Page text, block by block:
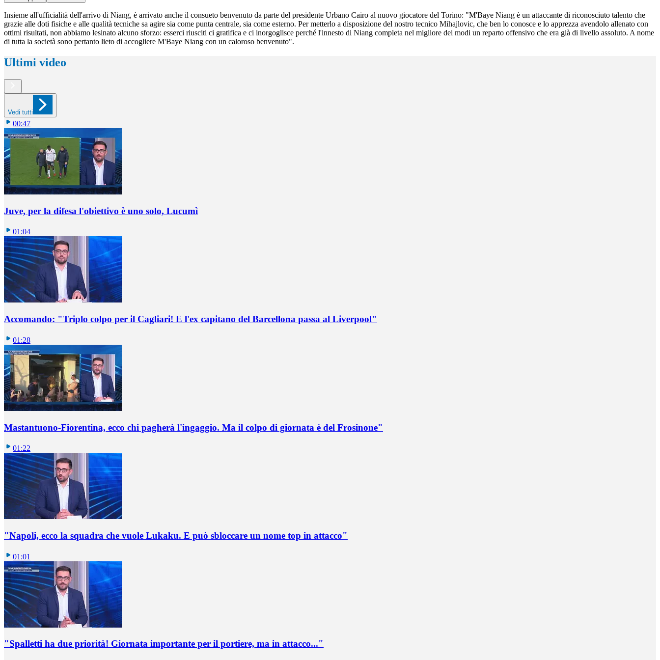
Insieme all'ufficialità dell'arrivo di Niang, è arrivato anche il consueto benvenuto da parte del presidente Urbano Cairo al nuovo giocatore del Torino: "M'Baye Niang è un attaccante di riconosciuto talento che
grazie alle doti fisiche e alle qualità tecniche sa agire sia come punta centrale, sia come esterno. Per metterlo a disposizione del nostro tecnico Mihajlovic, che ben lo conosce e lo apprezza avendolo allenato con
ottimi risultati, non abbiamo lesinato alcuno sforzo: esserci riusciti ci gratifica e ci inorgoglisce perché l'innesto di Niang completa nel migliore dei modi un reparto offensivo che era già di livello assoluto. A nome
di tutta la società sono pertanto lieto di accogliere M'Baye Niang con un caloroso benvenuto".
Ultimi video
Vedi tutti
00:47
Juve, per la difesa l'obiettivo è uno solo, Lucumì
01:04
Accomando: "Triplo colpo per il Cagliari! E l'ex capitano del Barcellona passa al Liverpool"
01:28
Mastantuono-Fiorentina, ecco chi pagherà l'ingaggio. Ma il colpo di giornata è del Frosinone"
01:22
"Napoli, ecco la squadra che vuole Lukaku. E può sbloccare un nome top in attacco"
01:01
"Spalletti ha due priorità! Giornata importante per il portiere, ma in attacco..."